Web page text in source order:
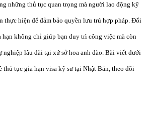
những thủ tục quan trọng mà người lao động kỹ
thực hiện để đảm bảo quyền lưu trú hợp pháp. Đối
không chỉ giúp bạn duy trì công việc mà còn
nghiệp lâu dài tại xứ sở hoa anh đào. Bài viết dưới
thủ tục gia hạn visa kỹ sư tại Nhật Bản, theo dõi